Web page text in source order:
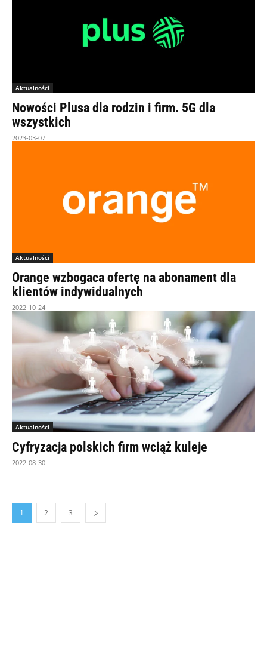
Aktualności
Nowości Plusa dla rodzin i firm. 5G dla
wszystkich
2023-03-07
Aktualności
Orange wzbogaca ofertę na abonament dla
klientów indywidualnych
2022-10-24
Aktualności
Cyfryzacja polskich firm wciąż kuleje
2022-08-30
1 2 3